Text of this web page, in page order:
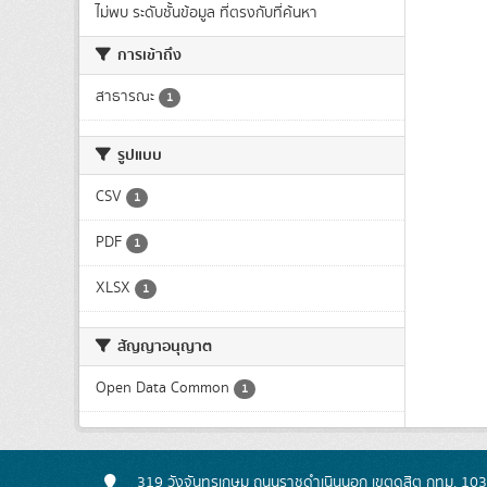
ไม่พบ ระดับชั้นข้อมูล ที่ตรงกับที่ค้นหา
การเข้าถึง
สาธารณะ 1
รูปแบบ
CSV 1
PDF 1
XLSX 1
สัญญาอนุญาต
Open Data Common 1
319 วังจันทรเกษม ถนนราชดำเนินนอก เขตดุสิต กทม.